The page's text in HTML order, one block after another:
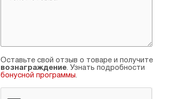
Оставьте свой отзыв о товаре и получите
вознаграждение. Узнать подробности
бонусной программы.